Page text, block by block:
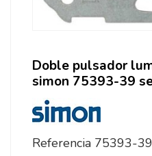
Doble pulsador
simon 75393-39
Referencia 75393-39